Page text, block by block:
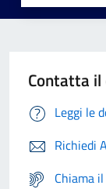
Contatta il
Leggi le
Richiedi
Chiama